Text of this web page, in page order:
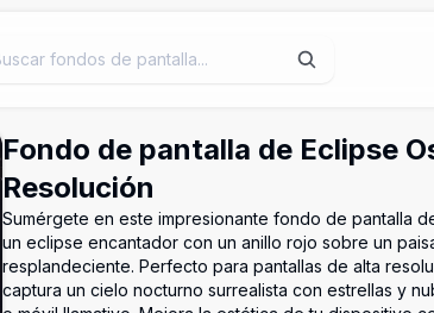
Fondo de pantalla de Eclipse
Resolución
Sumérgete en este impresionante fondo de pantalla
un eclipse encantador con un anillo rojo sobre un
resplandeciente. Perfecto para pantallas de alta
captura un cielo nocturno surrealista con estrellas y